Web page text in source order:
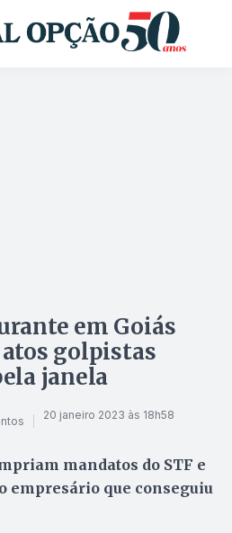
em Goiás
golpistas
janela
20 janeiro 2023 às 18h58
mandatos do STF e
empresário que conseguiu